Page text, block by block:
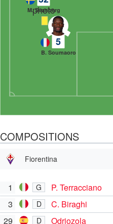
5
B. Soumaoro
M. Svanberg
COMPOSITIONS
Fiorentina
1 G
P. Terracciano
3
D C. Biraghi
29 D Odriozola